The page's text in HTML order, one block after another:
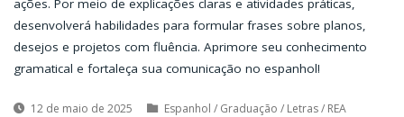
desenvolverá habilidades para formular frases sobre planos,
desejos e projetos com fluência. Aprimore seu conhecimento
gramatical e fortaleça sua comunicação no espanhol!
12 de maio de 2025 Espanhol / Graduação / Letras/ REA